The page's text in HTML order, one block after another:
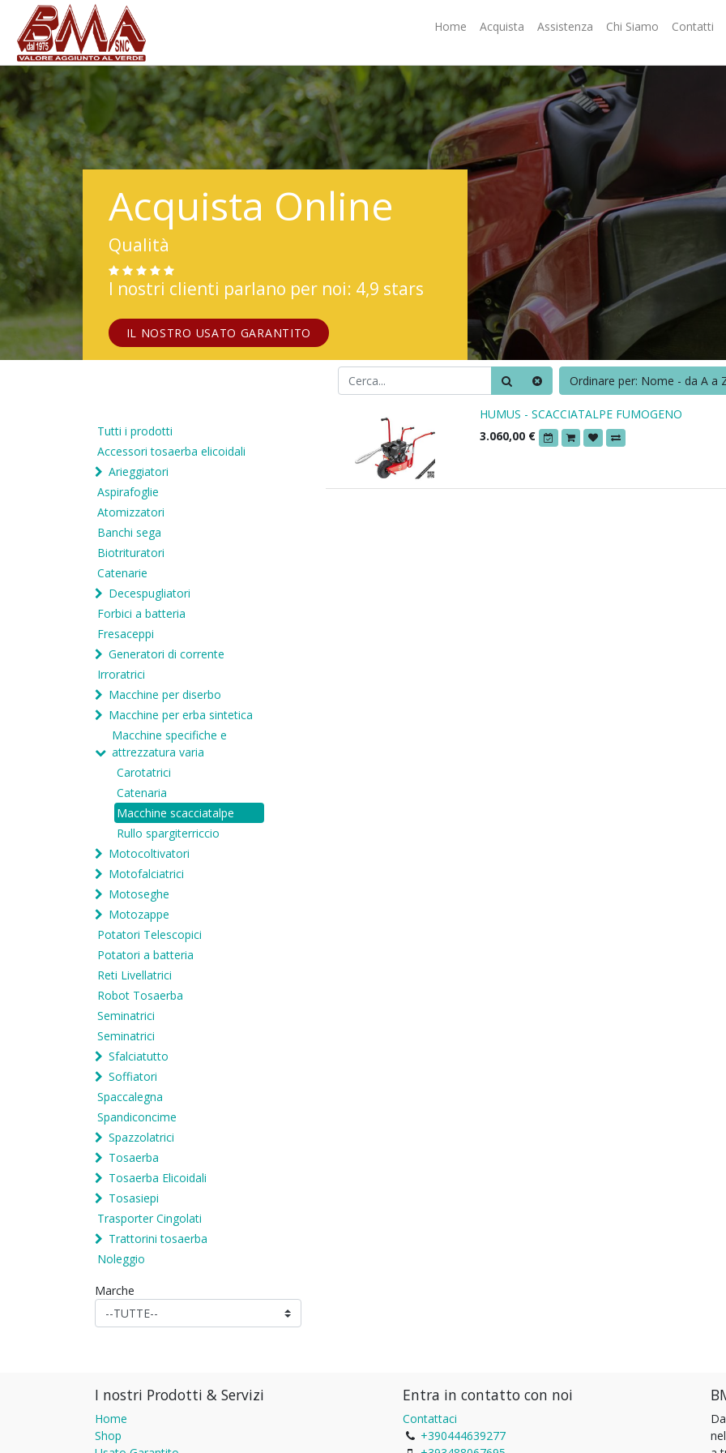
Home Acquista Assistenza Chi Siamo Contatti
Acquista Online
Qualità
I nostri clienti parlano per noi: 4,9 stars
IL NOSTRO USATO GARANTITO
Ordinare per: Nome - da A a
Tutti i prodotti
Accessori tosaerba elicoidali
Arieggiatori
Aspirafoglie
Atomizzatori
Banchi sega
Biotrituratori
Catenarie
Decespugliatori
Forbici a batteria
Fresaceppi
Generatori di corrente
Irroratrici
Macchine per diserbo
Macchine per erba sintetica
Macchine specifiche e
attrezzatura varia
Carotatrici
Catenaria
Macchine scacciatalpe
Rullo spargiterriccio
Motocoltivatori
Motofalciatrici
Motoseghe
Motozappe
Potatori Telescopici
Potatori a batteria
Reti Livellatrici
Robot Tosaerba
Seminatrici
Seminatrici
Sfalciatutto
Soffiatori
Spaccalegna
Spandiconcime
Spazzolatrici
Tosaerba
Tosaerba Elicoidali
Tosasiepi
Trasporter Cingolati
Trattorini tosaerba
Noleggio
Marche
HUMUS - SCACCIATALPE FUMOGENO
3.060,00 €
I nostri Prodotti & Servizi
Home
Shop
Entra in contatto con noi
Contattaci
+390444639277